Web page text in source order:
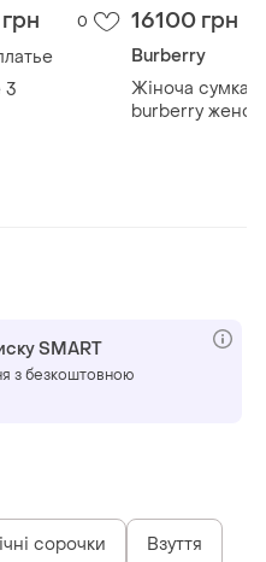
0
платье
3
16100 грн
Burberry
Жіноча сумка
burberry
SMART
з безкоштовною
сорочки Взуття